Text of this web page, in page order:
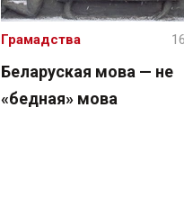
Беларуская мова — не
«бедная» мова
Грамадства